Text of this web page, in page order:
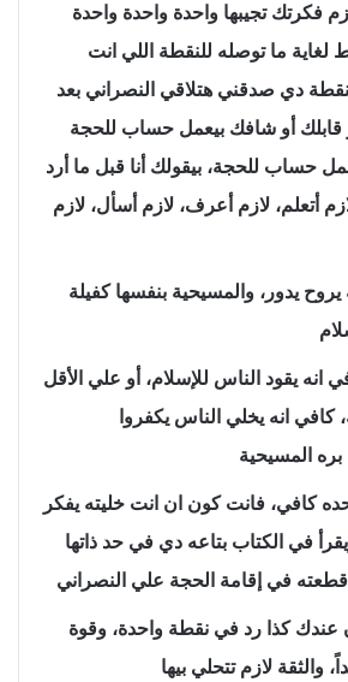
فكرتك تجيبها واحدة واحدة واحدة
ما توصله للنقطة اللي انت
النقطة دي صدقني هتلاقي النصراني بعد
قابلك أو شافك بيعمل حساب للحجة
حساب للحجة، بيقولك أنا قبل ما أرد
أتعلم، لازم أعرف، لازم أسأل، لازم
يدور، والمسيحية بنفسها كفيلة
انه يقود الناس للإسلام، أو علي الأقل
كافي انه يخلي الناس يكفروا
المسيحية
كافي، فانت كون ان انت خليته يفكر
في الكتاب بتاعه دي في حد ذاتها
في إقامة الحجة علي النصراني
عندك كذا رد في نقطة واحدة، وقوة
والثقة لازم تتحلي بيها